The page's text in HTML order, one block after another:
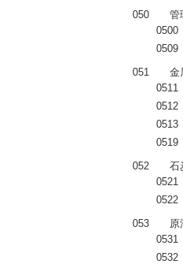
050 管理
0509
051 金
052 石
0521
053 原油